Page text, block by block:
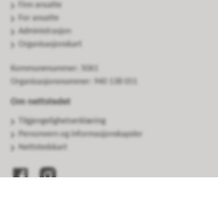
Finn ansatte
For ansatte
Administrasjon
Organisasjonskart
Kommunenummer: 5061
Organisasjonsnummer: 940 138 051
Om nettstedet
Tilgjengelighetserklæring
Personvern og informasjonskapsler
Nettstedskart